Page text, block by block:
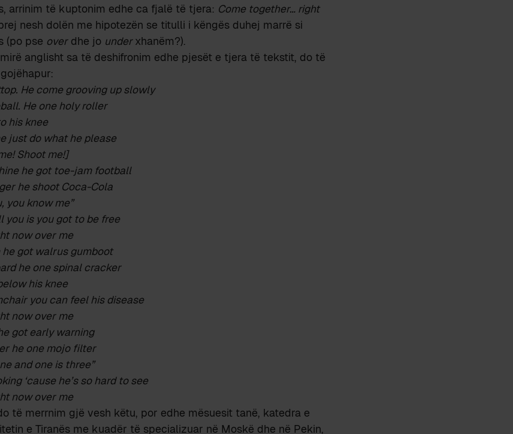
arrinim të kuptonim edhe ca fjalë të tjera: Come together… right
nesh dolën me hipotezën se titulli i këngës duhej marrë si
(po pse overdhe jo underxhanëm?).
anglisht sa të deshifronim edhe pjesët e tjera të tekstit, do të
He come grooving up slowly
He one holy roller
his knee
just do what he please
Shoot me!]
he got toe-jam football
he shoot Coca-Cola
you know me”
you is you got to be free
now over me
got walrus gumboot
he one spinal cracker
his knee
you can feel his disease
now over me
got early warning
he one mojo filter
and one is three”
‘cause he’s so hard to see
now over me
të merrnim gjë vesh këtu, por edhe mësuesit tanë, katedra e
e Tiranës me kuadër të specializuar në Moskë dhe në Pekin,